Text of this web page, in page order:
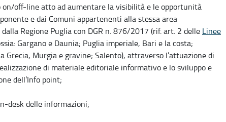
off-line atto ad aumentare la visibilità e le opportunità
e dai Comuni appartenenti alla stessa area
Regione Puglia con DGR n. 876/2017 (rif. art. 2 delle Linee
Gargano e Daunia; Puglia imperiale, Bari e la costa;
Grecia, Murgia e gravine; Salento), attraverso l’attuazione di
di materiale editoriale informativo e lo sviluppo e
dell’Info point;
desk delle informazioni;